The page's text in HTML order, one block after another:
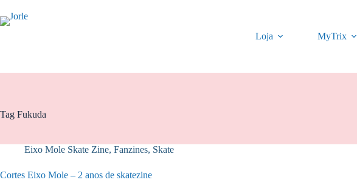
para
o
Loja MyTrix
Tag Fukuda
Eixo Mole Skate Zine, Fanzines, Skate
Cortes Eixo Mole – 2 anos de skatezine